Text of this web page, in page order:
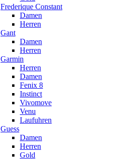
Frederique Constant
Damen
Herren
Gant
Damen
Herren
Garmin
Herren
Damen
Fenix 8
Instinct
Vivomove
Venu
Laufuhren
Guess
Damen
Herren
Gold